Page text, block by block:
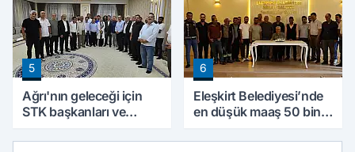
5
Ağrı'nın geleceği için
STK başkanları ve
araya geldi
6
Eleşkirt Belediyesi’nde
en düşük maaş 50 bin